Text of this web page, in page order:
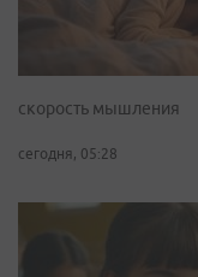
скорость мышления
сегодня, 05:28